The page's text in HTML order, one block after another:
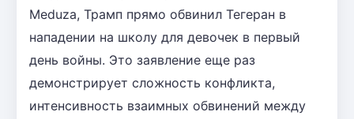
Meduza, Трамп прямо обвинил Тегеран в
нападении на школу для девочек в первый
день войны. Это заявление еще раз
демонстрирует сложность конфликта,
интенсивность взаимных обвинений между